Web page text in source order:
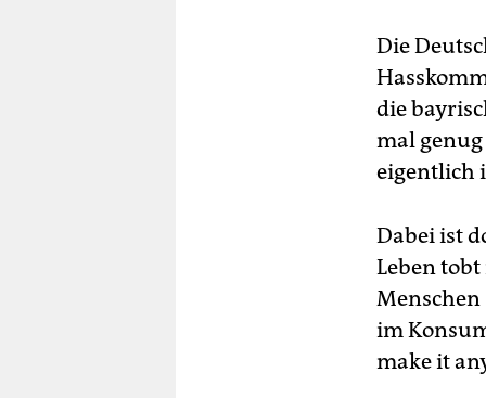
Die
die
mal
eigentlich
Dabei ist
Leben
im
make it